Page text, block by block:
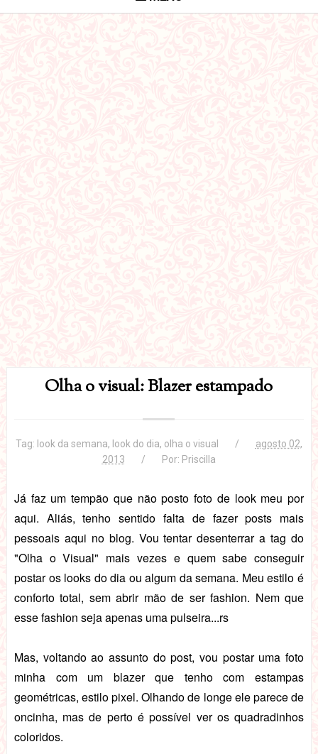
Olha o visual: Blazer estampado
Tag: look da semana, look do dia, olha o visual
agosto 02,
2013
Por: Priscilla
Já faz um tempão que não posto foto de look meu por
aqui. Aliás, tenho sentido falta de fazer posts mais
pessoais aqui no blog. Vou tentar desenterrar a tag do
"Olha o Visual" mais vezes e quem sabe conseguir
postar os looks do dia ou algum da semana. Meu estilo é
conforto total, sem abrir mão de ser fashion. Nem que
esse fashion seja apenas uma pulseira...rs
Mas, voltando ao assunto do post, vou postar uma foto
minha com um blazer que tenho com estampas
geométricas, estilo pixel. Olhando de longe ele parece de
oncinha, mas de perto é possível ver os quadradinhos
coloridos.